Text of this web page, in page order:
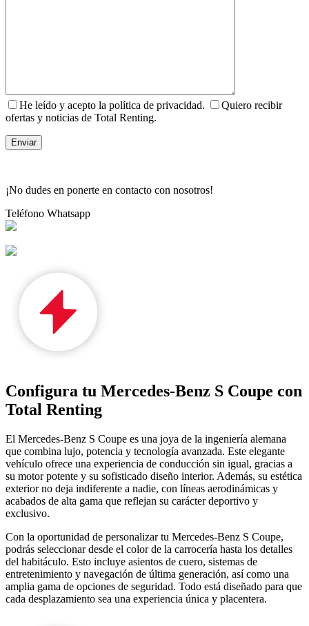
He leído y acepto la política de privacidad.
Quiero recibir
ofertas y noticias de Total Renting.
¡No dudes en ponerte en contacto con nosotros!
Teléfono Whatsapp
Configura tu Mercedes-Benz S Coupe con
Total Renting
El Mercedes-Benz S Coupe es una joya de la ingeniería alemana
que combina lujo, potencia y tecnología avanzada. Este elegante
vehículo ofrece una experiencia de conducción sin igual, gracias a
su motor potente y su sofisticado diseño interior. Además, su estética
exterior no deja indiferente a nadie, con líneas aerodinámicas y
acabados de alta gama que reflejan su carácter deportivo y
exclusivo.
Con la oportunidad de personalizar tu Mercedes-Benz S Coupe,
podrás seleccionar desde el color de la carrocería hasta los detalles
del habitáculo. Esto incluye asientos de cuero, sistemas de
entretenimiento y navegación de última generación, así como una
amplia gama de opciones de seguridad. Todo está diseñado para que
cada desplazamiento sea una experiencia única y placentera.